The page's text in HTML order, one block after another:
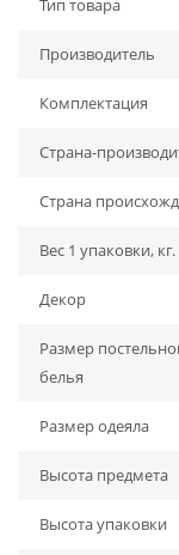
Тип товара
Производитель
Комплектация
Страна-
Страна
Вес 1 упаковки, кг.
Декор
Размер
белья
Размер одеяла
Высота предмета
Высота упаковки